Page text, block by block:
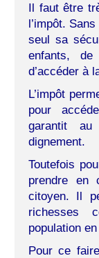
Il faut être
l’impôt.
seul sa
enfants,
d’accéder à
L’impôt
pour
garantit
dignement.
Toutefois
prendre en
citoyen. Il
richesses
population
Pour ce